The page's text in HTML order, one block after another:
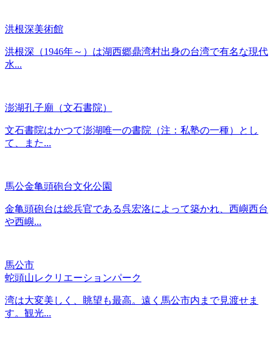
洪根深美術館
洪根深（1946年～）は湖西郷鼎湾村出身の台湾で有名な現代
水...
澎湖孔子廟（文石書院）
文石書院はかつて澎湖唯一の書院（注：私塾の一種）とし
て、また...
馬公金亀頭砲台文化公園
金亀頭砲台は総兵官である呉宏洛によって築かれ、西嶼西台
や西嶼...
馬公市
蛇頭山レクリエーションパーク
湾は大変美しく、眺望も最高。遠く馬公市内まで見渡せま
す。観光...